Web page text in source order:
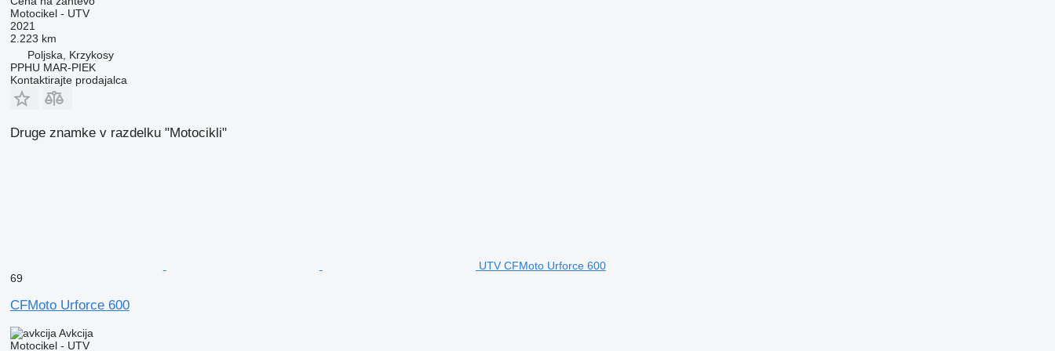
Motocikel - UTV
2021
2.223 km
Poljska, Krzykosy
PPHU MAR-PIEK
Kontaktirajte prodajalca
Druge znamke v razdelku "Motocikli"
UTV CFMoto Urforce 600
69
CFMoto Urforce 600
Avkcija
Motocikel - UTV